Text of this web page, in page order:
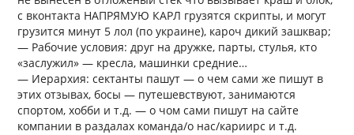
с вконтакта НАПРЯМУЮ КАРЛ грузятся скрипты, и могут
грузится минут 5 лол (по украине), кароч дикий зашквар;
— Рабочие условия: друг на дружке, парты, стулья, кто
«заслужил» — кресла, машинки средние…
— Иерархия: сектанты пашут — о чем сами же пишут в
этих отзывах, босы — путешевствуют, занимаются
спортом, хобби и т.д. — о чом сами пишут на сайте
компании в раздалах команда/о нас/кариирс и т.д.